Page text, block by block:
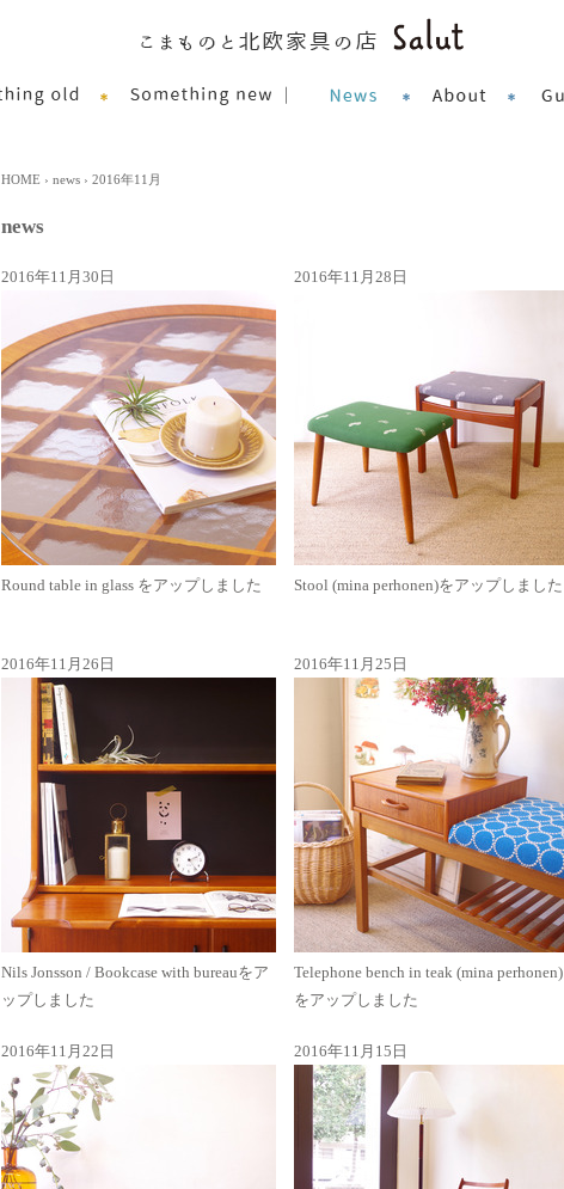
HOME › news › 2016年11月
news
2016年11月30日
Round table in glass をアップしました
2016年11月28日
Stool (mina perhonen)をアップしました
2016年11月26日
Nils Jonsson / Bookcase with bureauをア
ップしました
2016年11月25日
Telephone bench in teak (mina perhonen)
をアップしました
2016年11月22日 2016年11月15日